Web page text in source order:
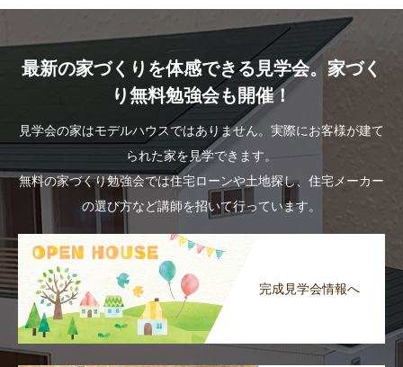
最新の家づくりを体感できる見学会。家づく
り無料勉強会も開催！
見学会の家はモデルハウスではありません。実際にお客様が建て
られた家を見学できます。
無料の家づくり勉強会では住宅ローンや土地探し、住宅メーカー
の選び方など講師を招いて行っています。
完成見学会情報へ